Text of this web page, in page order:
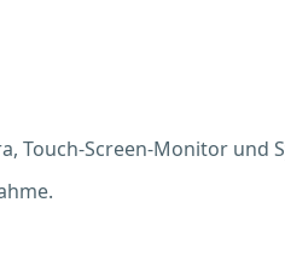
Touch-Screen-Monitor und